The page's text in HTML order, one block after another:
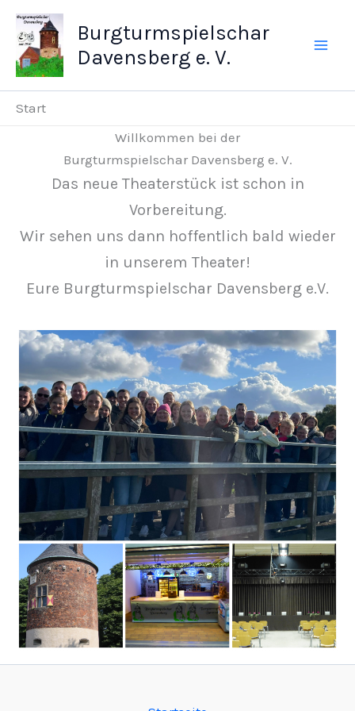
Zum
Inhalt
springen
Burgturmspielschar
Davensberg e. V.
Start
Willkommen bei der
Burgturmspielschar Davensberg e. V.
Das neue Theaterstück ist schon in
Vorbereitung.
Wir sehen uns dann hoffentlich bald wieder
in unserem Theater!
Eure Burgturmspielschar Davensberg e.V.